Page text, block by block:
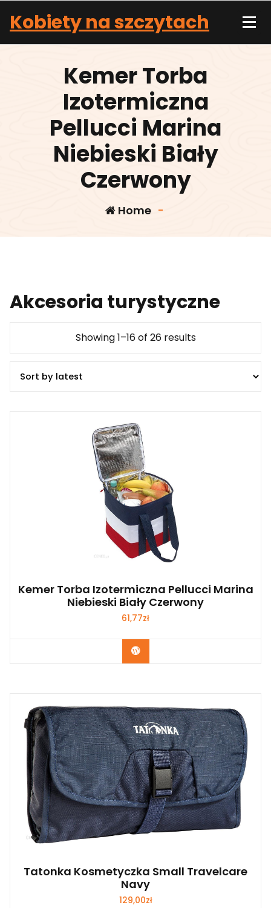
content
Kobiety na szczytach
Kemer Torba
Izotermiczna
Pellucci Marina
Niebieski Biały
Czerwony
Home -
Akcesoria turystyczne
Showing 1–16 of 26 results
Kemer Torba Izotermiczna Pellucci Marina
Niebieski Biały Czerwony
61,77zł
Kup Teraz
Tatonka Kosmetyczka Small Travelcare
Navy
129,00zł